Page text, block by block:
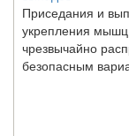
укрепления
чрезвычайно
безопасным